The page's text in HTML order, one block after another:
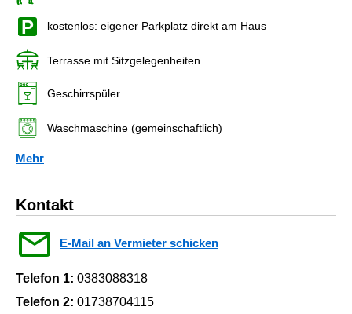
kostenlos: eigener Parkplatz direkt am Haus
Terrasse mit Sitzgelegenheiten
Geschirrspüler
Waschmaschine (gemeinschaftlich)
Mehr
Kontakt
E-Mail an Vermieter schicken
Telefon 1: 0383088318
Telefon 2: 01738704115